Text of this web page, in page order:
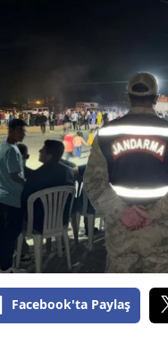
Facebook'ta Paylaş